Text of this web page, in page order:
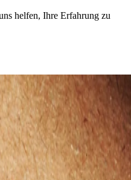
helfen, Ihre Erfahrung zu